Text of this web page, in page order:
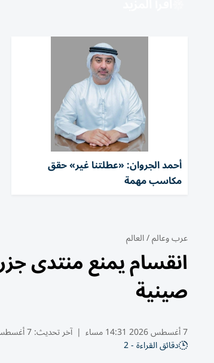
أحمد الجروان: «عطلتنا غير» حقق
مكاسب مهمة
عرب وعالم/العالم
انقسام يمنع منتدى
صينية
7 أغسطس 2026 14:31 مساء | آخر تحديث:7 أغسطس 15:05 2026
دقائق القراءة - 2